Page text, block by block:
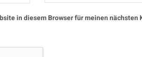
in diesem Browser für meinen nächsten